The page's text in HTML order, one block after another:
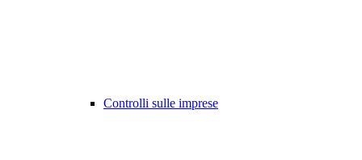
Controlli sulle imprese